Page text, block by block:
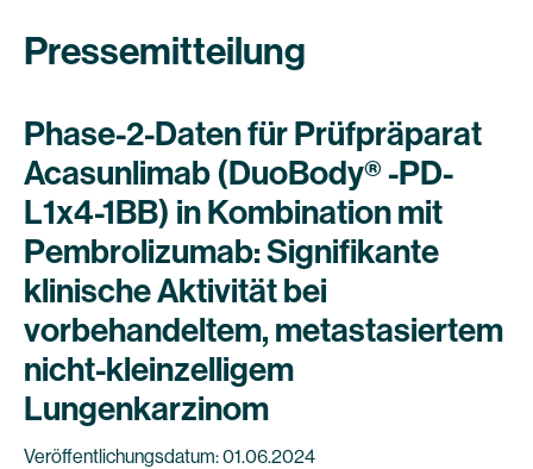
Pressemitteilung
Phase-2-Daten für Prüfpräparat
Acasunlimab (DuoBody® -PD-
L1x4-1BB) in Kombination mit
Pembrolizumab: Signifikante
klinische Aktivität bei
vorbehandeltem, metastasiertem
nicht-kleinzelligem
Lungenkarzinom
Veröffentlichungsdatum: 01.06.2024